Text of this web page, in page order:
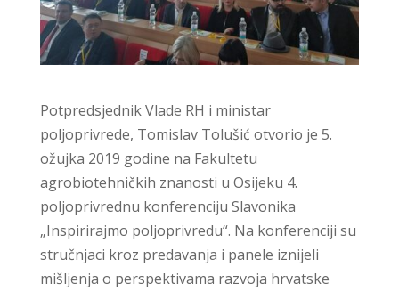
Potpredsjednik Vlade RH i ministar
poljoprivrede, Tomislav Tolušić otvorio je 5.
ožujka 2019 godine na Fakultetu
agrobiotehničkih znanosti u Osijeku 4.
poljoprivrednu konferenciju Slavonika
„Inspirirajmo poljoprivredu“. Na konferenciji su
stručnjaci kroz predavanja i panele iznijeli
mišljenja o perspektivama razvoja hrvatske